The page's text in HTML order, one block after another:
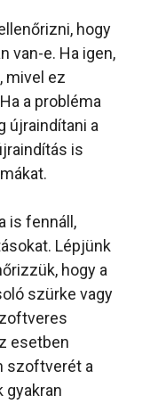
hogy
van-e. Ha igen,
mivel ez
a probléma
újraindítani a
is
is fennáll,
Lépjünk
hogy a
szürke vagy
esetben
szoftverét a
gyakran